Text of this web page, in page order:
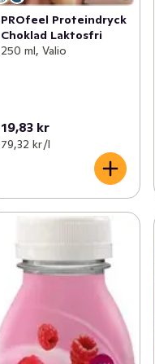
PROfeel Proteindryck
Choklad Laktosfri
250 ml, Valio
19,83 kr
79,32 kr /l